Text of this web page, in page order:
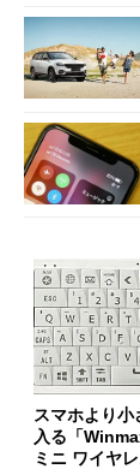
スマホより小
入る「
ミニ ワイヤ